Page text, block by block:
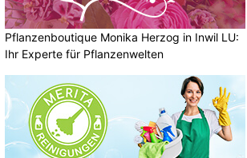
Pflanzenboutique Monika Herzog in Inwil LU:
Ihr Experte für Pflanzenwelten